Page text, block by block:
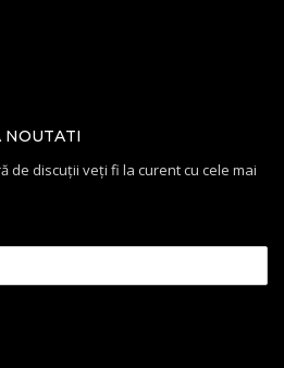
NOUTATI
de discuții veți fi la curent cu cele mai